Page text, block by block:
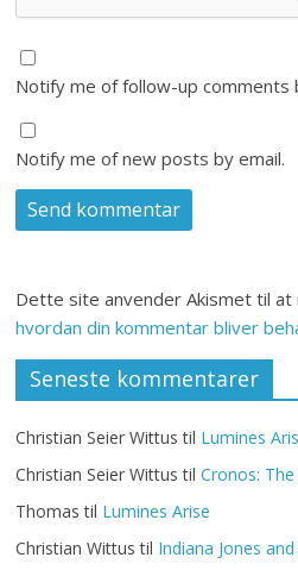
Notify me of follow-up comments
Notify me of new posts by email.
Dette site anvender Akismet til at
hvordan din kommentar bliver
Seneste kommentarer
Christian Seier Wittus til Lumines
Christian Seier Wittus tilCronos:
Thomas til Lumines Arise
Christian Wittus til Indiana Jones